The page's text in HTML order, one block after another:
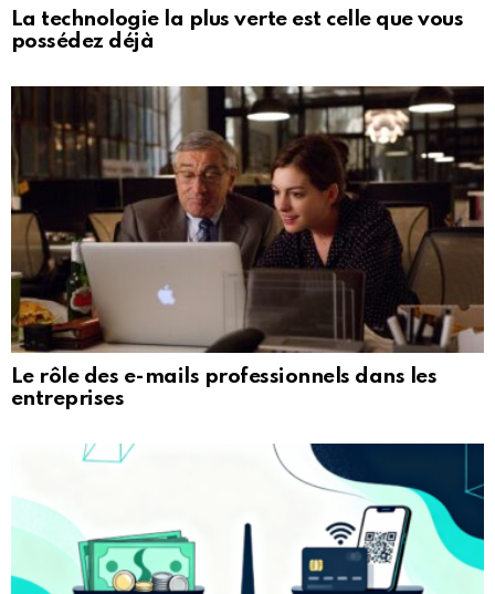
La technologie la plus verte est celle que vous
possédez déjà
Le rôle des e-mails professionnels dans les
entreprises